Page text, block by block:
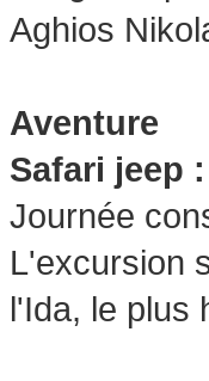
Aghios
Aventure
Safari jeep
Journée
L'excursion
l'Ida, le plus